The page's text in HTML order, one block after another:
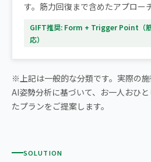
す。筋力回復まで含めたアプロー
GIFT推奨: Form + Trigger Point（
応）
※上記は一般的な分類です。実際の
AI姿勢分析に基づいて、お一人おひ
たプランをご提案します。
SOLUTION